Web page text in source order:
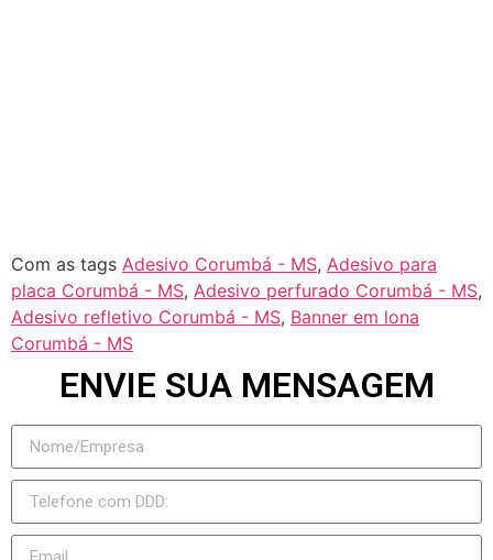
Com as tags Adesivo Corumbá - MS, Adesivo para
placa Corumbá - MS, Adesivo perfurado Corumbá - MS,
Adesivo refletivo Corumbá - MS, Banner em lona
Corumbá - MS
ENVIE SUA MENSAGEM